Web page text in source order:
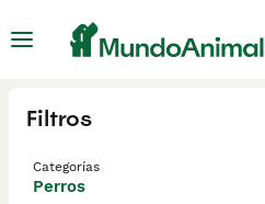
Filtros
Categorías
Perros